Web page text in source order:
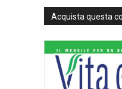
Acquista questa